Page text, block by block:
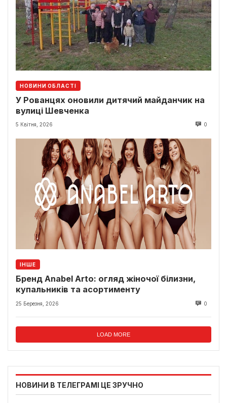
НОВИНИ ОБЛАСТІ
У Рованцях оновили дитячий майданчик на
вулиці Шевченка
5 Квітня, 2026 0
ІНШЕ
Бренд Anabel Arto: огляд жіночої білизни,
купальників та асортименту
25 Березня, 2026 0
LOAD MORE
НОВИНИ В ТЕЛЕГРАМІ ЦЕ ЗРУЧНО